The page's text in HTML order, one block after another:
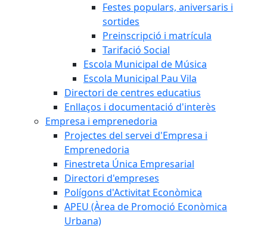
Festes populars, aniversaris i
sortides
Preinscripció i matrícula
Tarifació Social
Escola Municipal de Música
Escola Municipal Pau Vila
Directori de centres educatius
Enllaços i documentació d'interès
Empresa i emprenedoria
Projectes del servei d'Empresa i
Emprenedoria
Finestreta Única Empresarial
Directori d'empreses
Polígons d'Activitat Econòmica
APEU (Àrea de Promoció Econòmica
Urbana)